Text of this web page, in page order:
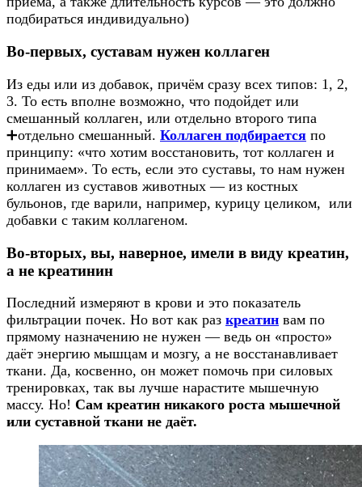
подбираться индивидуально)
Во-первых, суставам нужен коллаген
Из еды или из добавок, причём сразу всех типов: 1, 2,
3. То есть вполне возможно, что подойдет или
смешанный коллаген, или отдельно второго типа
➕отдельно смешанный. Коллаген подбирается по
принципу: «что хотим восстановить, тот коллаген и
принимаем». То есть, если это суставы, то нам нужен
коллаген из суставов животных — из костных
бульонов, где варили, например, курицу целиком, или
добавки с таким коллагеном.
Во-вторых, вы, наверное, имели в виду креатин,
а не креатинин
Последний измеряют в крови и это показатель
фильтрации почек. Но вот как раз креатин вам по
прямому назначению не нужен — ведь он «просто»
даёт энергию мышцам и мозгу, а не восстанавливает
ткани. Да, косвенно, он может помочь при силовых
тренировках, так вы лучше нарастите мышечную
массу. Но! Сам креатин никакого роста мышечной
или суставной ткани не даёт.